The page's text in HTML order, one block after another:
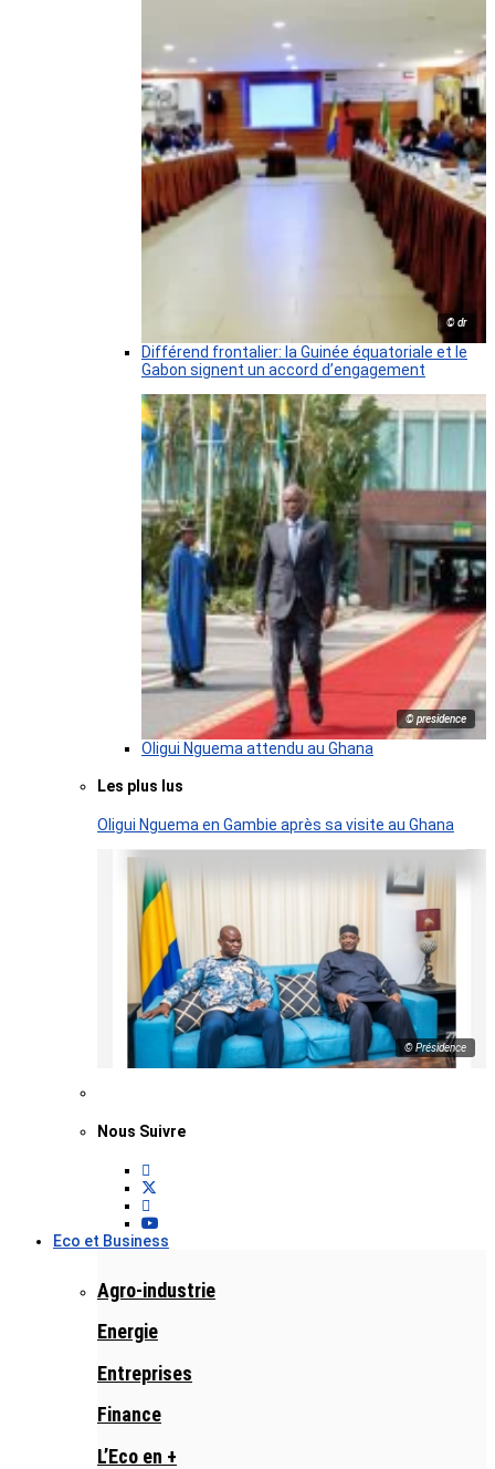
© dr
Différend frontalier: la Guinée équatoriale et le
Gabon signent un accord d’engagement
© presidence
Oligui Nguema attendu au Ghana
Les plus lus
Oligui Nguema en Gambie après sa visite au Ghana
© Présidence
Nous Suivre
Eco et Business
Agro-industrie
Energie
Entreprises
Finance
L’Eco en +